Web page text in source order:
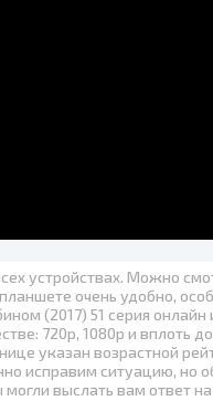
устройствах. Можно
очень удобно,
(2017) 51 серия онлайн
720p, 1080p и вплоть до
указан возрастной
исправим ситуацию, но
выслать вам ответ